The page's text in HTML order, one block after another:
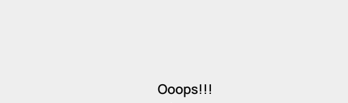
Ooops!!!